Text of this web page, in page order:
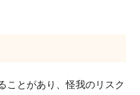
ことがあり、怪我のリスク